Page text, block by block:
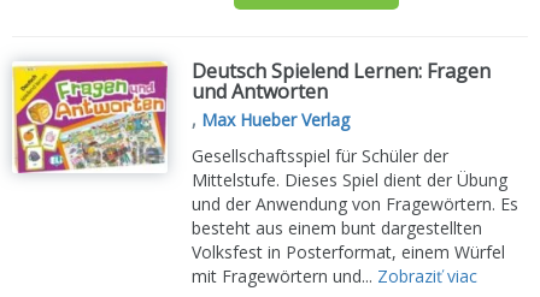
Deutsch Spielend Lernen: Fragen
und Antworten
, Max Hueber Verlag
Gesellschaftsspiel für Schüler der
Mittelstufe. Dieses Spiel dient der Übung
und der Anwendung von Fragewörtern. Es
besteht aus einem bunt dargestellten
Volksfest in Posterformat, einem Würfel
mit Fragewörtern und... Zobraziť viac